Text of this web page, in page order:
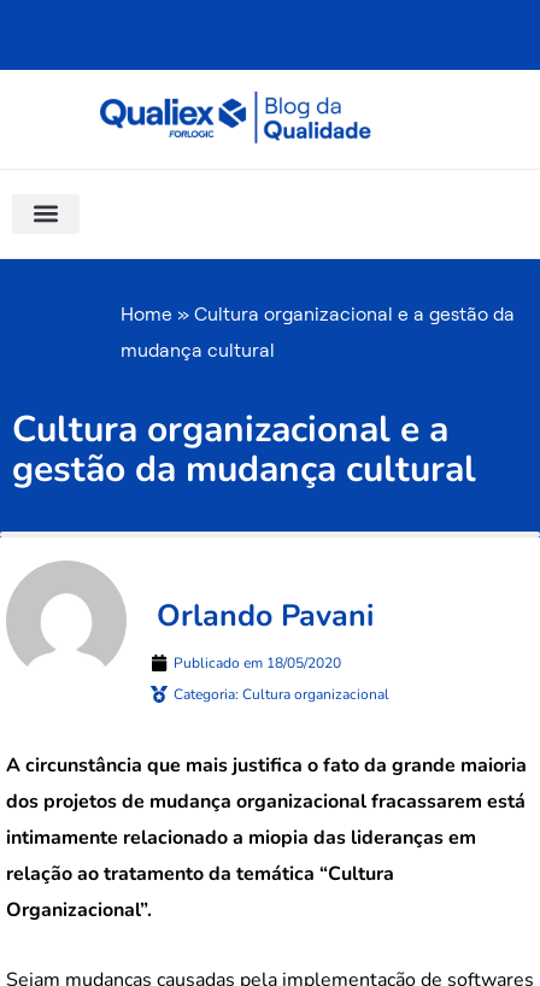
Home » Cultura organizacional e a gestão da
mudança cultural
Cultura organizacional e a
gestão da mudança cultural
Orlando Pavani
Publicado em 18/05/2020
Categoria: Cultura organizacional
A circunstância que mais justifica o fato da grande maioria
dos projetos de mudança organizacional fracassarem está
intimamente relacionado a miopia das lideranças em
relação ao tratamento da temática “Cultura
Organizacional”.
Sejam mudanças causadas pela implementação de softwares